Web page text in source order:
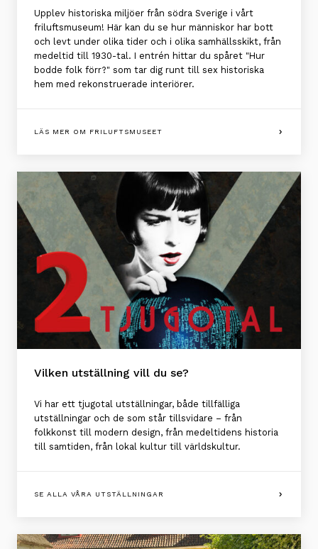
Upplev historiska miljöer från södra Sverige i vårt
friluftsmuseum! Här kan du se hur människor har bott
och levt under olika tider och i olika samhällsskikt, från
medeltid till 1930-tal. I entrén hittar du spåret "Hur
bodde folk förr?" som tar dig runt till sex historiska
hem med rekonstruerade interiörer.
LÄS MER OM FRILUFTSMUSEET
Vilken utställning vill du se?
Vi har ett tjugotal utställningar, både tillfälliga
utställningar och de som står tillsvidare – från
folkkonst till modern design, från medeltidens historia
till samtiden, från lokal kultur till världskultur.
SE ALLA VÅRA UTSTÄLLNINGAR